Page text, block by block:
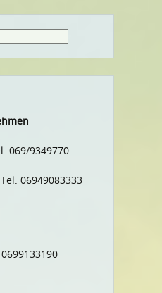
069/9349770
06949083333